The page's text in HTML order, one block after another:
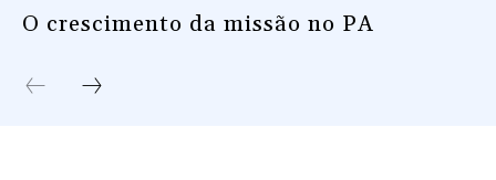
O crescimento da missão no PA